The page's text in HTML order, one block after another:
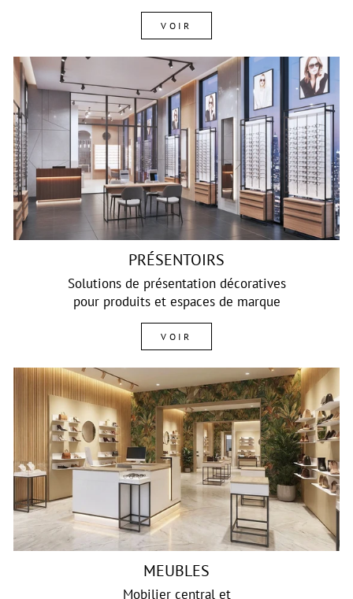
VOIR
PRÉSENTOIRS
Solutions de présentation décoratives
pour produits et espaces de marque
VOIR
MEUBLES
Mobilier central et